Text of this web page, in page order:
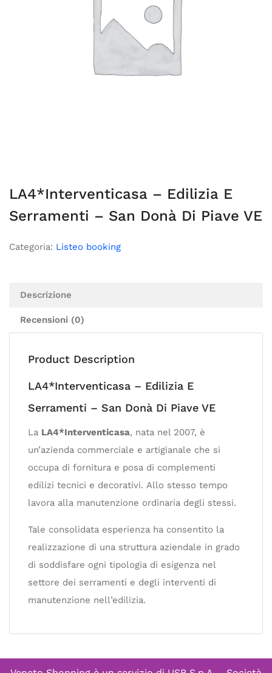
LA4*Interventicasa – Edilizia E
Serramenti – San Donà Di Piave VE
Categoria: Listeo booking
Descrizione
Recensioni (0)
Product Description
LA4*Interventicasa – Edilizia E
Serramenti – San Donà Di Piave VE
La LA4*Interventicasa, nata nel 2007, è
un’azienda commerciale e artigianale che si
occupa di fornitura e posa di complementi
edilizi tecnici e decorativi. Allo stesso tempo
lavora alla manutenzione ordinaria degli stessi.
Tale consolidata esperienza ha consentito la
realizzazione di una struttura aziendale in grado
di soddisfare ogni tipologia di esigenza nel
settore dei serramenti e degli interventi di
manutenzione nell’edilizia.